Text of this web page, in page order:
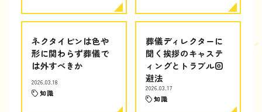
ネクタイピンは色や
形に関わらず葬儀で
は外すべきか
2026.03.18
知識
葬儀ディレクターに
聞く挨拶のキャステ
ィングとトラブル回
避法
2026.03.17
知識